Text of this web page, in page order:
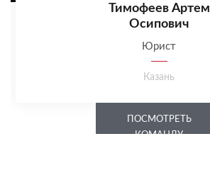
Тимофеев Артем
Осипович
Юрист
Казань
ПОСМОТРЕТЬ
КОМАНДУ